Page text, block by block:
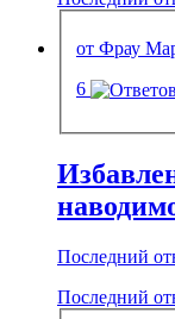
от Фрау
6
Последний
Последний